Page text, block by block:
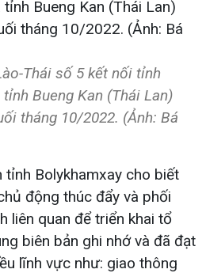
Thái số 5 kết nối tỉnh
Bueng Kan (Thái Lan)
tháng 10/2022. (Ảnh: Bá
tỉnh Bolykhamxay cho biết
động thúc đẩy và phối
liên quan để triển khai tổ
biên bản ghi nhớ và đã đạt
lĩnh vực như: giao thông